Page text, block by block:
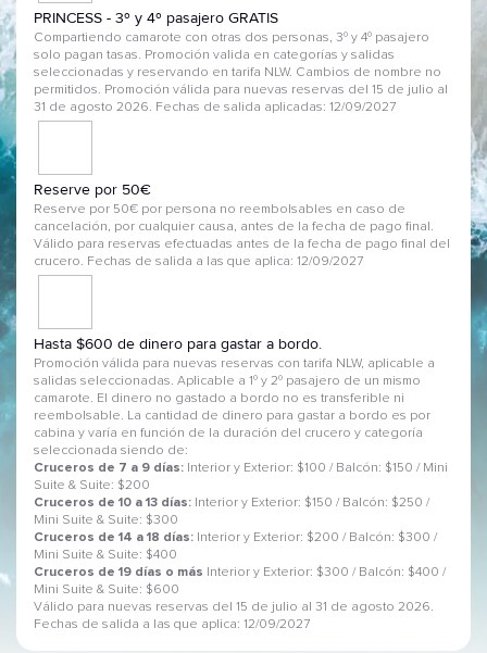
PRINCESS - 3º y 4º pasajero GRATIS
Compartiendo camarote con otras dos personas, 3º y 4º pasajero
solo pagan tasas. Promoción valida en categorías y salidas
seleccionadas y reservando en tarifa NLW. Cambios de nombre no
permitidos. Promoción válida para nuevas reservas del 15 de julio al
31 de agosto 2026. Fechas de salida aplicadas: 12/09/2027
Reserve por 50€
Reserve por 50€ por persona no reembolsables en caso de
cancelación, por cualquier causa, antes de la fecha de pago final.
Válido para reservas efectuadas antes de la fecha de pago final del
crucero. Fechas de salida a las que aplica: 12/09/2027
Hasta $600 de dinero para gastar a bordo.
Promoción válida para nuevas reservas con tarifa NLW, aplicable a
salidas seleccionadas. Aplicable a 1º y 2º pasajero de un mismo
camarote. El dinero no gastado a bordo no es transferible ni
reembolsable. La cantidad de dinero para gastar a bordo es por
cabina y varía en función de la duración del crucero y categoría
seleccionada siendo de:
Cruceros de 7 a 9 días: Interior y Exterior: $100 / Balcón: $150 / Mini
Suite & Suite: $200
Cruceros de 10 a 13 días: Interior y Exterior: $150 / Balcón: $250 /
Mini Suite & Suite: $300
Cruceros de 14 a 18 días: Interior y Exterior: $200 / Balcón: $300 /
Mini Suite & Suite: $400
Cruceros de 19 días o más
Interior y Exterior: $300 / Balcón: $400 /
Mini Suite & Suite: $600
Válido para nuevas reservas del 15 de julio al 31 de agosto 2026.
Fechas de salida a las que aplica: 12/09/2027